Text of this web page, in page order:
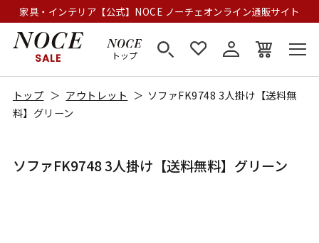
家具・インテリア【公式】NOCE ノーチェオンライン通販サイト
SALE トップ
トップ アウトレット
ソファFK9748 3人掛け【送料無
料】グリーン
ソファFK9748 3人掛け【送料無料】グリーン